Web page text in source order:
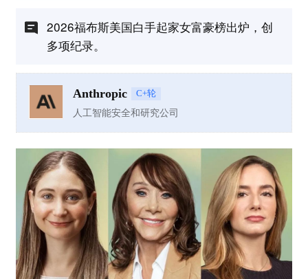
2026福布斯美国白手起家女富豪榜出炉，创
多项纪录。
Anthropic C+轮
人工智能安全和研究公司